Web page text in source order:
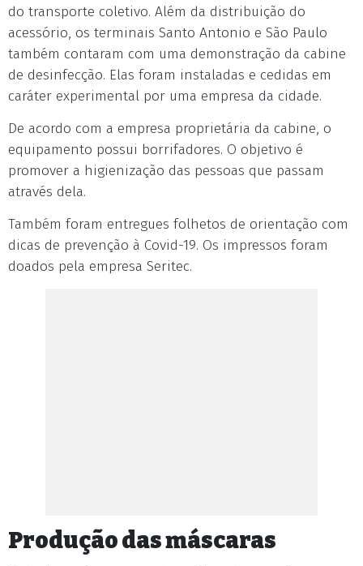
do transporte coletivo. Além da distribuição do
acessório, os terminais Santo Antonio e São Paulo
também contaram com uma demonstração da cabine
de desinfecção. Elas foram instaladas e cedidas em
caráter experimental por uma empresa da cidade.
De acordo com a empresa proprietária da cabine, o
equipamento possui borrifadores. O objetivo é
promover a higienização das pessoas que passam
através dela.
Também foram entregues folhetos de orientação com
dicas de prevenção à Covid-19. Os impressos foram
doados pela empresa Seritec.
Produção das máscaras